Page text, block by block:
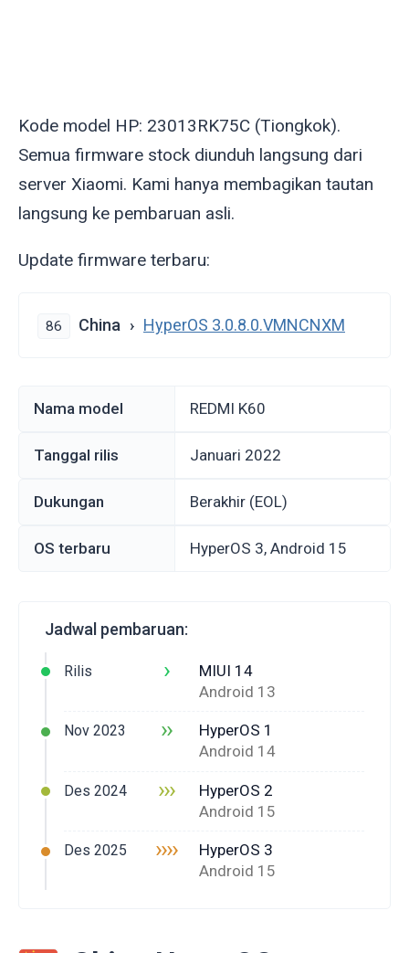
Kode model HP: 23013RK75C (Tiongkok).
Semua firmware stock diunduh langsung dari
server Xiaomi. Kami hanya membagikan tautan
langsung ke pembaruan asli.
Update firmware terbaru:
86 China HyperOS 3.0.8.0.VMNCNXM
Nama model REDMI K60
Tanggal rilis Januari 2022
Dukungan Berakhir (EOL)
OS terbaru HyperOS 3, Android 15
Jadwal pembaruan:
Rilis ›
MIUI 14
Android 13
Nov 2023 ››
HyperOS 1
Android 14
Des 2024 ›››
HyperOS 2
Android 15
Des 2025 ››››
HyperOS 3
Android 15